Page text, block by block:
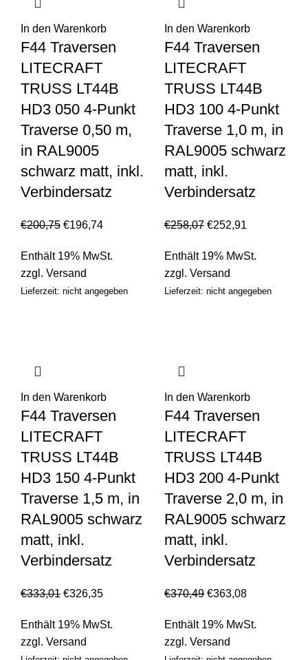
In den Warenkorb
F44 Traversen
LITECRAFT
TRUSS LT44B
HD3 050 4-Punkt
Traverse 0,50 m,
in RAL9005
schwarz matt, inkl.
Verbindersatz
€200,75 €196,74
Enthält 19% MwSt.
zzgl. Versand
Lieferzeit: nicht angegeben
In den Warenkorb
F44 Traversen
LITECRAFT
TRUSS LT44B
HD3 100 4-Punkt
Traverse 1,0 m, in
RAL9005 schwarz
matt, inkl.
Verbindersatz
€258,07 €252,91
Enthält 19% MwSt.
zzgl. Versand
Lieferzeit: nicht angegeben
In den Warenkorb
F44 Traversen
LITECRAFT
TRUSS LT44B
HD3 150 4-Punkt
Traverse 1,5 m, in
RAL9005 schwarz
matt, inkl.
Verbindersatz
€333,01 €326,35
Enthält 19% MwSt.
zzgl. Versand
In den Warenkorb
F44 Traversen
LITECRAFT
TRUSS LT44B
HD3 200 4-Punkt
Traverse 2,0 m, in
RAL9005 schwarz
matt, inkl.
Verbindersatz
€370,49 €363,08
Enthält 19% MwSt.
zzgl. Versand